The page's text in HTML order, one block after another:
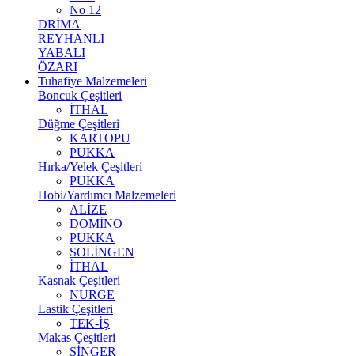
No 12
DRİMA
REYHANLI
YABALI
ÖZARI
Tuhafiye Malzemeleri
Boncuk Çeşitleri
İTHAL
Düğme Çeşitleri
KARTOPU
PUKKA
Hırka/Yelek Çeşitleri
PUKKA
Hobi/Yardımcı Malzemeleri
ALİZE
DOMİNO
PUKKA
SOLİNGEN
İTHAL
Kasnak Çeşitleri
NURGE
Lastik Çeşitleri
TEK-İŞ
Makas Çeşitleri
SİNGER